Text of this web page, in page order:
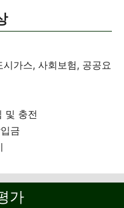
가스, 사회보험, 공공요
및 충전
금
가